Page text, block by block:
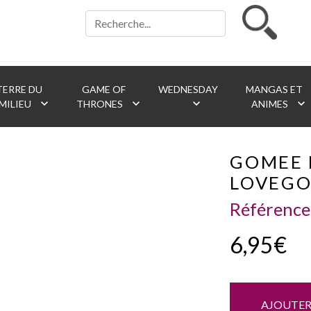
DU
keyboard_arrow_down
GAME OF
THRONES
keyboard_arrow_down
WEDNESDAY
keyboard_arrow_down
MANGAS ET
ANIMES
keyboard_arrow_down
GOMEE
6,95€